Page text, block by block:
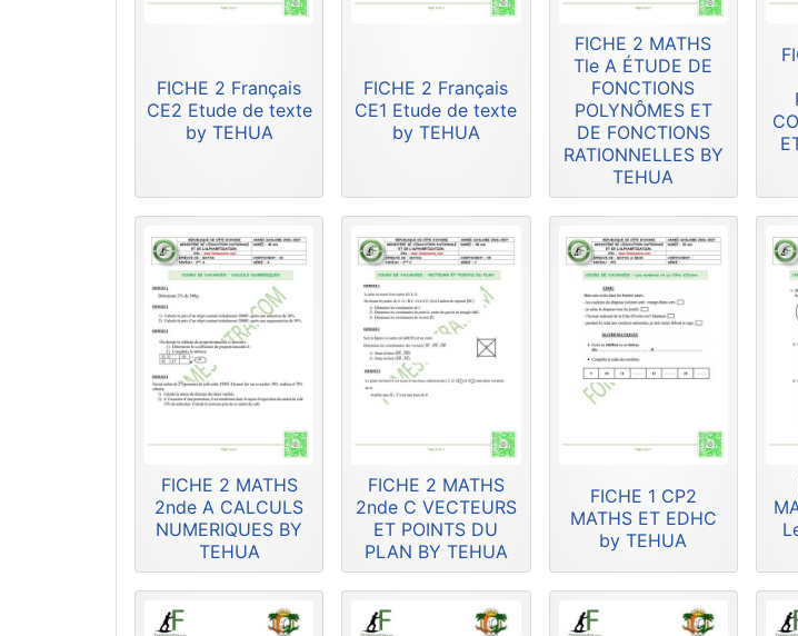
FICHE 2 Français
CE2 Etude de texte
by TEHUA
FICHE 2 Français
CE1 Etude de texte
by TEHUA
FICHE 2 MATHS
Tle A ÉTUDE DE
FONCTIONS
POLYNÔMES ET
DE FONCTIONS
RATIONNELLES BY
TEHUA
FICHE 2 MATHS
2nde A CALCULS
NUMERIQUES BY
TEHUA
FICHE 2 MATHS
2nde C VECTEURS
ET POINTS DU
PLAN BY TEHUA
FICHE 1 CP2
MATHS ET EDHC
by TEHUA